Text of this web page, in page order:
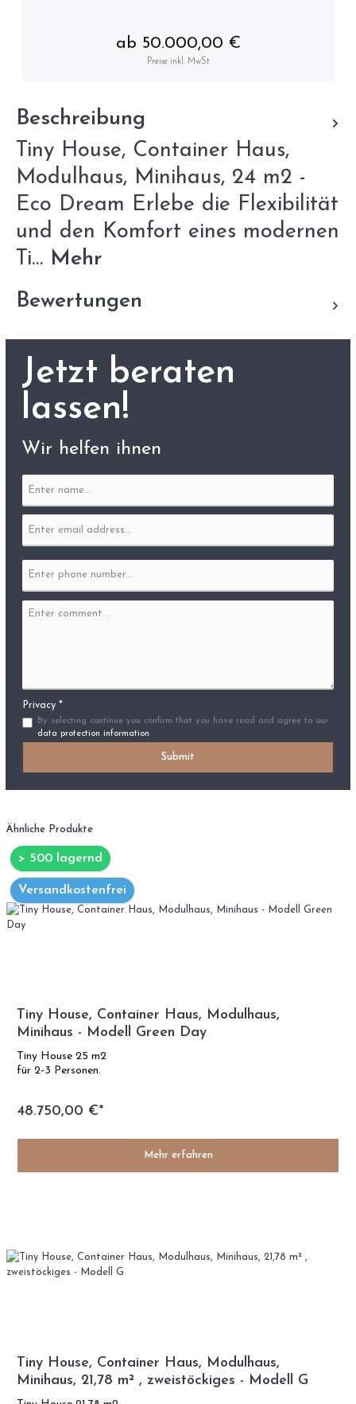
ab 50.000,00 €
Preise inkl. MwSt
Beschreibung
Tiny House, Container Haus,
Modulhaus, Minihaus, 24 m2 -
Eco Dream Erlebe die Flexibilität
und den Komfort eines modernen
Ti… Mehr
Bewertungen
Jetzt beraten
lassen!
Wir helfen ihnen
Privacy *
By selecting continue you confirm that you have read and agree to our
data protection information.
Submit
Ähnliche Produkte
> 500 lagernd
Versandkostenfrei
Tiny House, Container Haus, Modulhaus,
Minihaus - Modell Green Day
Tiny House 25 m2
für 2-3 Personen.
48.750,00 €*
Mehr erfahren
Tiny House, Container Haus, Modulhaus,
Minihaus, 21,78 m² , zweistöckiges - Modell G